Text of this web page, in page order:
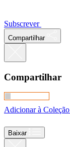
Subscrever
Compartilhar
Compartilhar
Adicionar à Coleção
Baixar